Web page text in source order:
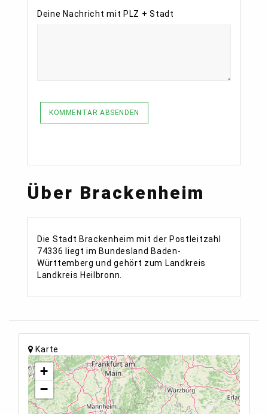
Deine Nachricht mit PLZ + Stadt
KOMMENTAR ABSENDEN
Über Brackenheim
Die Stadt Brackenheim mit der Postleitzahl
74336 liegt im Bundesland Baden-
Württemberg und gehört zum Landkreis
Landkreis Heilbronn.
Karte
+
−